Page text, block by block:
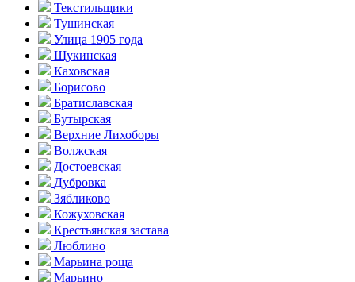
Текстильщики
Тушинская
Улица 1905 года
Щукинская
Каховская
Борисово
Братиславская
Бутырская
Верхние Лихоборы
Волжская
Достоевская
Дубровка
Зябликово
Кожуховская
Крестьянская застава
Люблино
Марьина роща
Марьино